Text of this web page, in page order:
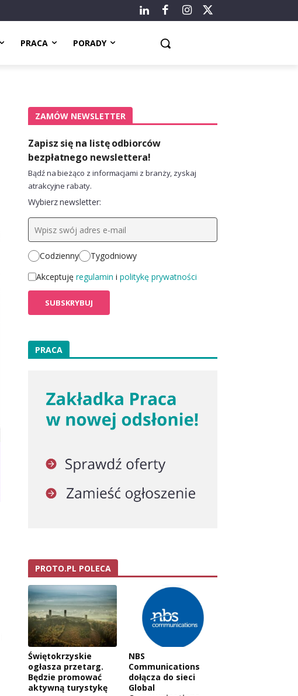
PRACA PORADY
ZAMÓW NEWSLETTER
Zapisz się na listę odbiorców
bezpłatnego newslettera!
Bądź na bieżąco z informacjami z branży, zyskaj
atrakcyjne rabaty.
Wybierz newsletter:
Codzienny
Tygodniowy
Akceptuję regulamin i politykę prywatności
PRACA
PROTO.PL POLECA
Świętokrzyskie
ogłasza przetarg.
Będzie promować
aktywną turystykę
NBS
Communications
dołącza do sieci
Global